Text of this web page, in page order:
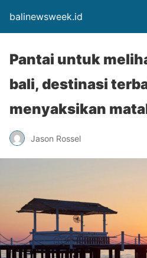
balinewsweek.id
Pantai untuk
bali, destinasi
menyaksikan
Jason Rossel